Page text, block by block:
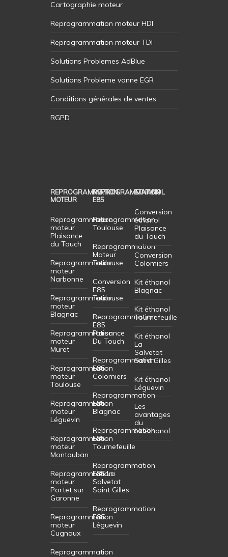
Cartographie moteur
Reprogrammation moteur HDI
Reprogrammation moteur TDI
Solutions Problemes AdBlue
Solutions Probleme vanne EGR
Conditions générales de ventes
RGPD
REPROGRAMMATION
MOTEUR
Reprogrammation
moteur
Plaisance
du Touch
Reprogrammation
moteur
Narbonne
Reprogrammation
moteur
Blagnac
Reprogrammation
moteur
Muret
Reprogrammation
moteur
Toulouse
Reprogrammation
moteur
Léguevin
Reprogrammation
moteur
Montauban
Reprogrammation
moteur
Portet sur
Garonne
Reprogrammation
moteur
Cugnaux
Reprogrammation
REPROGRAMMATION
E85
Reprogrammation
Toulouse
Reprogrammation
Moteur
Toulouse
Conversion
E85
Toulouse
Reprogrammation
E85
Plaisance
Du Touch
Reprogrammation
E85
Colomiers
Reprogrammation
E85
Blagnac
Reprogrammation
E85
Tournefeuille
Reprogrammation
E85 La
Salvetat
Saint Gilles
Reprogrammation
E85
Léguevin
ETHANOL
Conversion
éthanol
Plaisance
du Touch
Conversion
Colomiers
Kit éthanol
Blagnac
Kit éthanol
Tournefeuille
Kit éthanol
La
Salvetat
Saint Gilles
Kit éthanol
Léguevin
Les
avantages
du
bioéthanol